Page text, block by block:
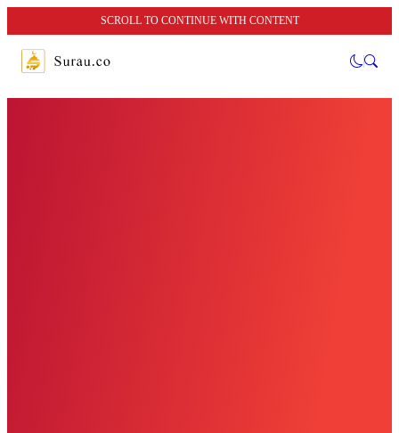
SCROLL TO CONTINUE WITH CONTENT